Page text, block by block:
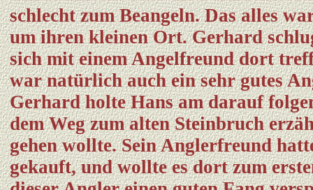
schlecht zum Beangeln. Das alles
um ihren kleinen Ort. Gerhard
sich mit einem Angelfreund dort
war natürlich auch ein sehr gutes
Gerhard holte Hans am darauf
dem Weg zum alten Steinbruch
gehen wollte. Sein Anglerfreund
gekauft, und wollte es dort zum